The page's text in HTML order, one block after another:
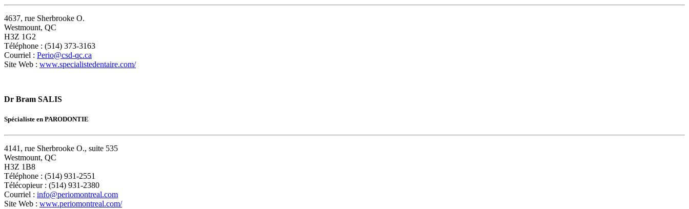
4637, rue Sherbrooke O.
Westmount, QC
H3Z 1G2
Téléphone : (514) 373-3163
Courriel : Perio@csd-qc.ca
Site Web : www.specialistedentaire.com/
Dr Bram SALIS
Spécialiste en PARODONTIE
4141, rue Sherbrooke O., suite 535
Westmount, QC
H3Z 1B8
Téléphone : (514) 931-2551
Télécopieur : (514) 931-2380
Courriel : info@periomontreal.com
Site Web : www.periomontreal.com/